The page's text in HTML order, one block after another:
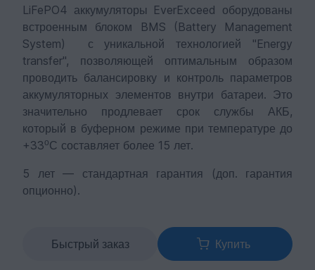
LiFePO4 аккумуляторы EverExceed оборудованы
встроенным блоком BMS (Battery Management
System) с уникальной технологией "Energy
transfer", позволяющей оптимальным образом
проводить балансировку и контроль параметров
аккумуляторных элементов внутри батареи. Это
значительно продлевает срок службы АКБ,
который в буферном режиме при температуре до
+33оС составляет более 15 лет.
5 лет — стандартная гарантия (доп. гарантия
опционно).
Быстрый заказ Купить